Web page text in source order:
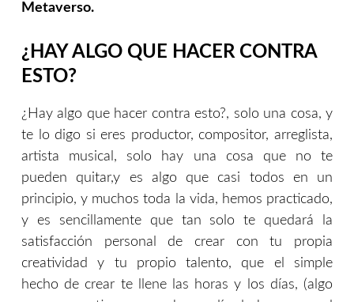
Metaverso.
¿HAY ALGO QUE HACER CONTRA
ESTO?
¿Hay algo que hacer contra esto?, solo una cosa, y
te lo digo si eres productor, compositor, arreglista,
artista musical, solo hay una cosa que no te
pueden quitar,y es algo que casi todos en un
principio, y muchos toda la vida, hemos practicado,
y es sencillamente que tan solo te quedará la
satisfacción personal de crear con tu propia
creatividad y tu propio talento, que el simple
hecho de crear te llene las horas y los días, (algo